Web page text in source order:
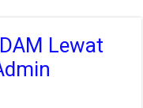
Lewat